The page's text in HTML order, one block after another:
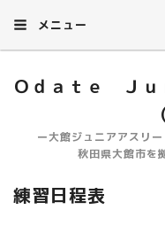
メニュー
Ｏｄａｔｅ Ｊｕ
ー大館ジュニアアスリ
秋田県大館市を
練習日程表